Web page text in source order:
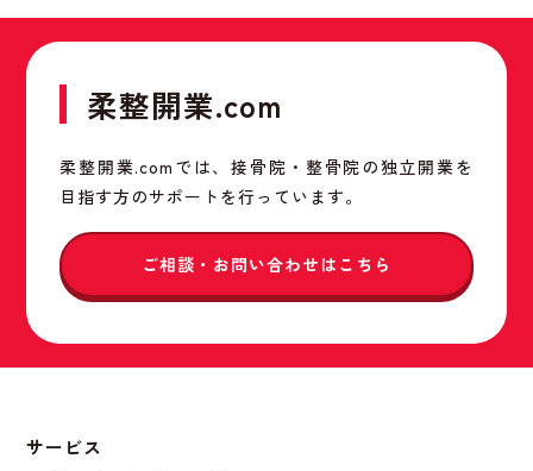
柔整開業.com
柔整開業.comでは、接骨院・整骨院の独立開業を
目指す方のサポートを行っています。
ご相談・お問い合わせはこちら
サービス